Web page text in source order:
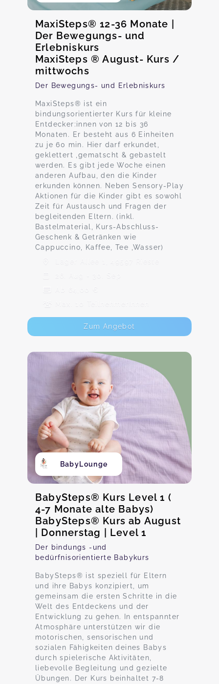
MaxiSteps® 12-36 Monate |
Der Bewegungs- und
Erlebniskurs
MaxiSteps ® August- Kurs /
mittwochs
Der Bewegungs- und Erlebniskurs
MaxiSteps® ist ein
bindungsorientierter Kurs für kleine
Entdecker:innen von 12 bis 36
Monaten. Er besteht aus 6 Einheiten
zu je 60 min. Hier darf erkundet,
geklettert ,gematscht & gebastelt
werden. Es gibt jede Woche einen
anderen Aufbau, den die Kinder
erkunden können. Neben Sensory-Play
Aktionen für die Kinder gibt es sowohl
Zeit für Austausch und Fragen der
begleitenden Eltern. (inkl.
Bastelmaterial, Kurs-Abschluss-
Geschenk & Getränken wie
Cappuccino, Kaffee, Tee ,Wasser)
Lager Allee 1, 49597 Rieste
26. Aug - 30. Sep
Ab 64,00 €
Max. 10 TeilnehmerInnen
Zum Angebot
BabyLounge
BabySteps® Kurs Level 1 (
4-7 Monate alte Babys)
BabySteps® Kurs ab August
| Donnerstag | Level 1
Der bindungs -und
bedürfnisorientierte Babykurs
BabySteps® ist speziell für Eltern
und ihre Babys konzipiert, um
gemeinsam die ersten Schritte in die
Welt des Entdeckens und der
Entwicklung zu gehen. In entspannter
Atmosphäre unterstützen wir die
motorischen, sensorischen und
sozialen Fähigkeiten deines Babys
durch spielerische Aktivitäten,
liebevolle Begleitung und gezielte
Übungen. Der Kurs beinhaltet 7-8